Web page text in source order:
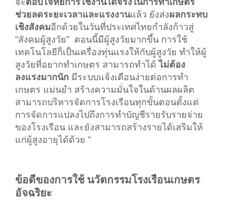
ช่วยลดระยะเวลาและแรงงานแล้ว ยังส่งผลกระทบ
เชิงสังคมอีกด้วยในวันที่ประเทศไทยกำลังก้าวสู่
“สังคมผู้สูงวัย” ตอนนี้มีผู้สูงวัยมากขึ้น การใช้
เทคโนโลยีก็เป็นเครื่องทุ่นแรงให้กับผู้สูงวัย ทำให้ผู้
สูงวัยที่อยากทำเกษตร สามารถทำได้ไม่ต้อง
ลงแรงมากนัก มีระบบแจ้งเตือนง่ายต่อการทำ
เกษตร แม่นยำ สร้างความมั่นใจในด้านผลผลิต
สามารถบริหารจัดการโรงเรือนทุกขั้นตอนตั้งแต่
การจัดการแปลงไปถึงการทำบัญชีรายรับรายจ่าย
ของโรงเรือน และยังสามารถสร้างรายได้เสริมให้
แก่ผู้สูงอายุได้ด้วย “
ข้อดีของการใช้ นวัตกรรมโรงเรือนเกษตร
อัจฉริยะ